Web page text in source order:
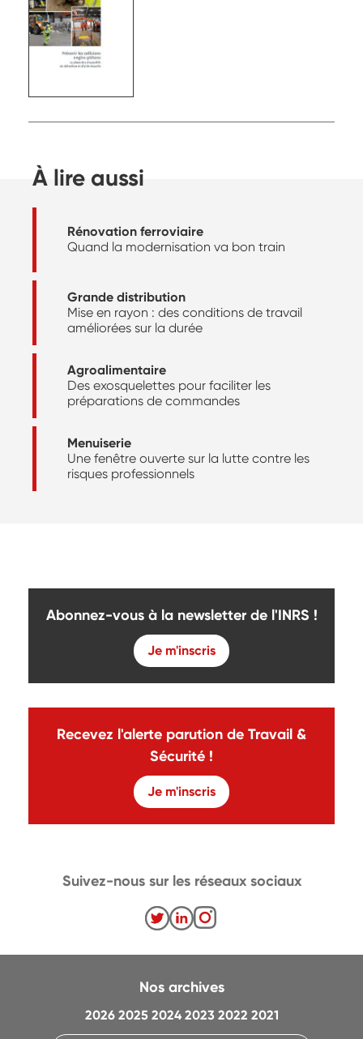
À lire aussi
Rénovation ferroviaire
Quand la modernisation va bon train
Grande distribution
Mise en rayon : des conditions de travail
améliorées sur la durée
Agroalimentaire
Des exosquelettes pour faciliter les
préparations de commandes
Menuiserie
Une fenêtre ouverte sur la lutte contre les
risques professionnels
Abonnez-vous à la newsletter de l'INRS !
Je m'inscris
Recevez l'alerte parution de Travail &
Sécurité !
Je m'inscris
Nos archives
2026 2025 2024 2023 2022 2021
Suivez-nous sur les réseaux sociaux